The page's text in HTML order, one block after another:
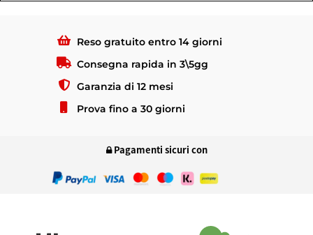
Reso gratuito entro 14 giorni
Consegna rapida in 3\5gg
Garanzia di 12 mesi
Prova fino a 30 giorni
Pagamenti sicuri con